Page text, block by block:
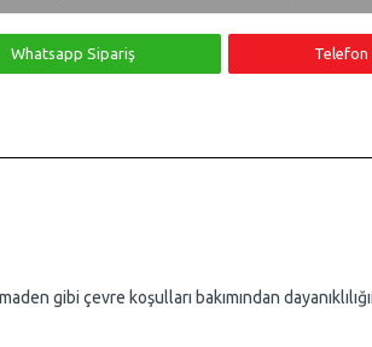
Whatsapp Sipariş Telefon
gibi çevre koşulları bakımından